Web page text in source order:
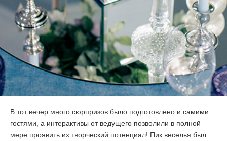
В тот вечер много сюрпризов было подготовлено и самими
гостями, а интерактивы от ведущего позволили в полной
мере проявить их творческий потенциал! Пик веселья был